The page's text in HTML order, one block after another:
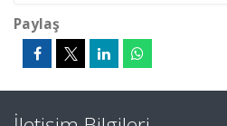
Paylaş